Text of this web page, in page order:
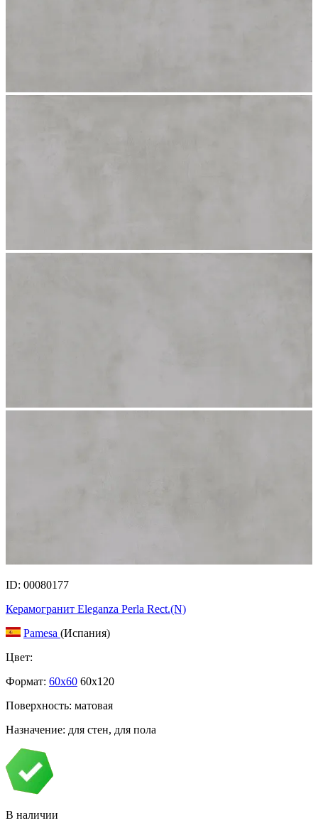
ID: 00080177
Керамогранит Eleganza Perla Rect.(N)
Pamesa (Испания)
Цвет:
Формат: 60x60 60x120
Поверхность: матовая
Назначение: для стен, для пола
В наличии